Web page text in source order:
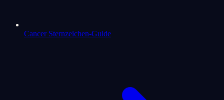
Cancer Sternzeichen-Guide